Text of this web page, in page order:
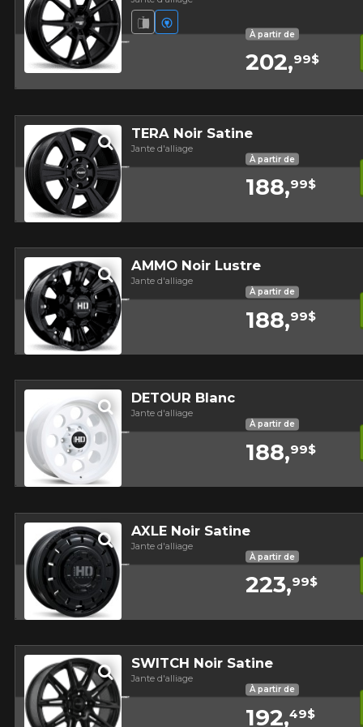
Jante fluotournée
Véhicules électriques
À partir de
202,99$
TERA Noir Satine
Jante d'alliage
À partir de
188,99$
AMMO Noir Lustre
Jante d'alliage
À partir de
188,99$
DETOUR Blanc
Jante d'alliage
À partir de
188,99$
AXLE Noir Satine
Jante d'alliage
À partir de
223,99$
SWITCH Noir Satine
Jante d'alliage
À partir de
192,49$